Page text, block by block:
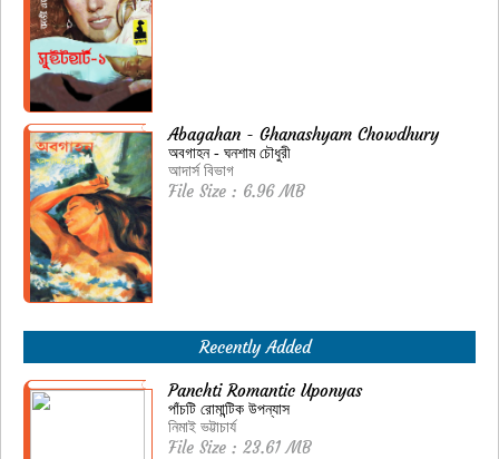
Abagahan - Ghanashyam Chowdhury
অবগাহন - ঘনশাম চৌধুরী
আদার্স বিভাগ
File Size : 6.96 MB
Recently Added
Panchti Romantic Uponyas
পাঁচটি রোমান্টিক উপন্যাস
নিমাই ভট্টাচার্য
File Size : 23.61 MB